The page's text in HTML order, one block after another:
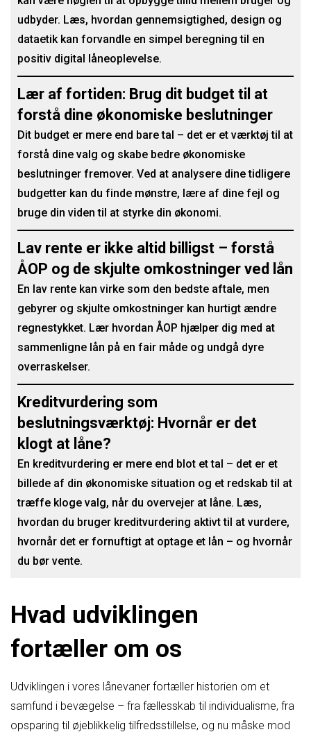
udbyder. Læs, hvordan gennemsigtighed, design og
dataetik kan forvandle en simpel beregning til en
positiv digital låneoplevelse.
Lær af fortiden: Brug dit budget til at
forstå dine økonomiske beslutninger
Dit budget er mere end bare tal – det er et værktøj til at
forstå dine valg og skabe bedre økonomiske
beslutninger fremover. Ved at analysere dine tidligere
budgetter kan du finde mønstre, lære af dine fejl og
bruge din viden til at styrke din økonomi.
Lav rente er ikke altid billigst – forstå
ÅOP og de skjulte omkostninger ved lån
En lav rente kan virke som den bedste aftale, men
gebyrer og skjulte omkostninger kan hurtigt ændre
regnestykket. Lær hvordan ÅOP hjælper dig med at
sammenligne lån på en fair måde og undgå dyre
overraskelser.
Kreditvurdering som
beslutningsværktøj: Hvornår er det
klogt at låne?
En kreditvurdering er mere end blot et tal – det er et
billede af din økonomiske situation og et redskab til at
træffe kloge valg, når du overvejer at låne. Læs,
hvordan du bruger kreditvurdering aktivt til at vurdere,
hvornår det er fornuftigt at optage et lån – og hvornår
du bør vente.
Hvad udviklingen
fortæller om os
Udviklingen i vores lånevaner fortæller historien om et
samfund i bevægelse – fra fællesskab til individualisme, fra
opsparing til øjeblikkelig tilfredsstillelse, og nu måske mod